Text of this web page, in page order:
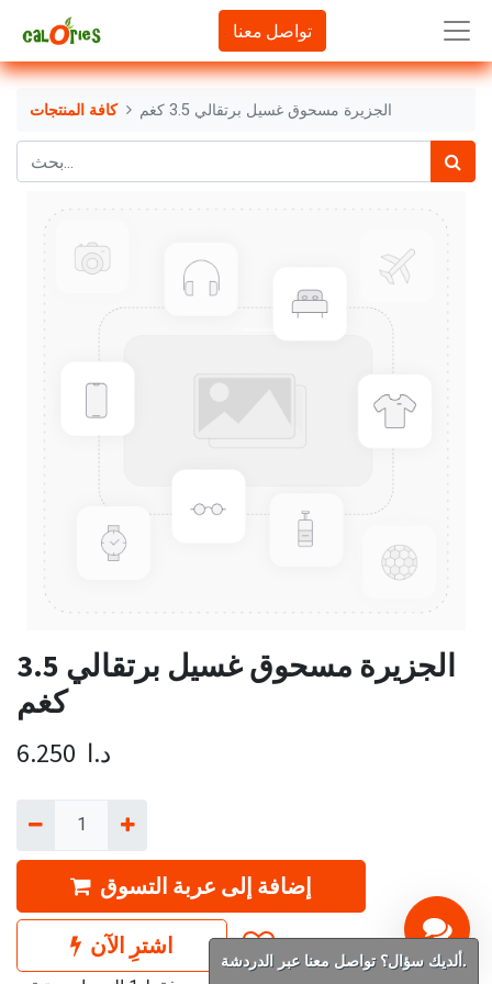
تواصل معنا
كافة المنتجات الجزيرة مسحوق غسيل برتقالي 3.5 كغم
الجزيرة مسحوق غسيل برتقالي 3.5
كغم
6.250 د.ا
إضافة إلى عربة التسوق
اشترِ الآن
ألديك سؤال؟ تواصل معنا عبر الدردشة.